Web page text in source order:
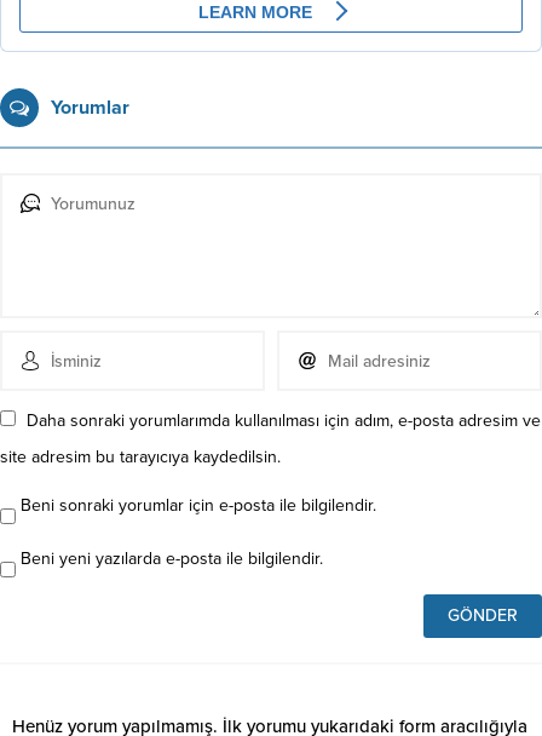
Yorumlar
Daha sonraki yorumlarımda kullanılması için adım, e-posta adresim ve
site adresim bu tarayıcıya kaydedilsin.
Beni sonraki yorumlar için e-posta ile bilgilendir.
Beni yeni yazılarda e-posta ile bilgilendir.
Henüz yorum yapılmamış. İlk yorumu yukarıdaki form aracılığıyla